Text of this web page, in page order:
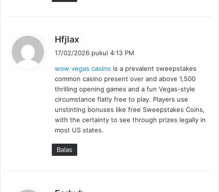
Hfjlax
k
a
t
a
17/02/2026 pukul 4:13 PM
wow vegas casino is a prevalent sweepstakes
common casino present over and above 1,500
thrilling opening games and a fun Vegas-style
circumstance flatly free to play. Players use
unstinting bonuses like free Sweepstakes Coins,
with the certainty to see through prizes legally in
most US states.
Balas